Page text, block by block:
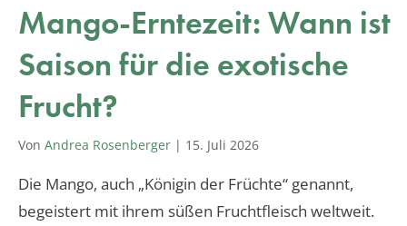
Mango-Erntezeit: Wann ist
Saison für die exotische
Frucht?
Von Andrea Rosenberger | 15. Juli 2026
Die Mango, auch „Königin der Früchte“ genannt,
begeistert mit ihrem süßen Fruchtfleisch weltweit.